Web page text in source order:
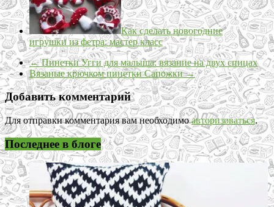
Как сделать новогодние
игрушки из фетра: мастер класс
←Пинетки Угги для малыша: вязание на двух спицах
Вязаные крючком пинетки Сапожки→
Добавить комментарий
Для отправки комментария вам необходимоавторизоваться.
Последнее в блоге